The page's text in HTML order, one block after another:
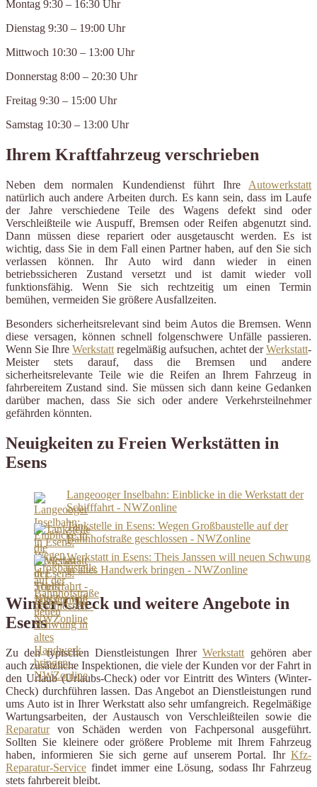
Montag 9:30 – 16:30 Uhr
Dienstag 9:30 – 19:00 Uhr
Mittwoch 10:30 – 13:00 Uhr
Donnerstag 8:00 – 20:30 Uhr
Freitag 9:30 – 15:00 Uhr
Samstag 10:30 – 13:00 Uhr
Ihrem Kraftfahrzeug verschrieben
Neben dem normalen Kundendienst führt Ihre Autowerkstatt
natürlich auch andere Arbeiten durch. Es kann sein, dass im Laufe
der Jahre verschiedene Teile des Wagens defekt sind oder
Verschleißteile wie Auspuff, Bremsen oder Reifen abgenutzt sind.
Dann müssen diese repariert oder ausgetauscht werden. Es ist
wichtig, dass Sie in dem Fall einen Partner haben, auf den Sie sich
verlassen können. Ihr Auto wird dann wieder in einen
betriebssicheren Zustand versetzt und ist damit wieder voll
funktionsfähig. Wenn Sie sich rechtzeitig um einen Termin
bemühen, vermeiden Sie größere Ausfallzeiten.
Besonders sicherheitsrelevant sind beim Autos die Bremsen. Wenn
diese versagen, können schnell folgenschwere Unfälle passieren.
Wenn Sie Ihre Werkstatt regelmäßig aufsuchen, achtet derWerkstatt-
Meister stets darauf, dass die Bremsen und andere
sicherheitsrelevante Teile wie die Reifen an Ihrem Fahrzeug in
fahrbereitem Zustand sind. Sie müssen sich dann keine Gedanken
darüber machen, dass Sie sich oder andere Verkehrsteilnehmer
gefährden könnten.
Neuigkeiten zu Freien Werkstätten in
Esens
Langeooger Inselbahn: Einblicke in die Werkstatt der
Schifffahrt - NWZonline
Tankstelle in Esens: Wegen Großbaustelle auf der
Bahnhofstraße geschlossen - NWZonline
Werkstatt in Esens: Theis Janssen will neuen Schwung
in altes Handwerk bringen - NWZonline
Winter-Check und weitere Angebote in
Esens
Zu den typischen Dienstleistungen IhrerWerkstatt gehören aber
auch zusätzliche Inspektionen, die viele der Kunden vor der Fahrt in
den Urlaub (Urlaubs-Check) oder vor Eintritt des Winters (Winter-
Check) durchführen lassen. Das Angebot an Dienstleistungen rund
ums Auto ist in Ihrer Werkstatt also sehr umfangreich. Regelmäßige
Wartungsarbeiten, der Austausch von Verschleißteilen sowie die
Reparaturvon Schäden werden von Fachpersonal ausgeführt.
Sollten Sie kleinere oder größere Probleme mit Ihrem Fahrzeug
haben, informieren Sie sich gerne auf unserem Portal. Ihr Kfz-
Reparatur-Service findet immer eine Lösung, sodass Ihr Fahrzeug
stets fahrbereit bleibt.